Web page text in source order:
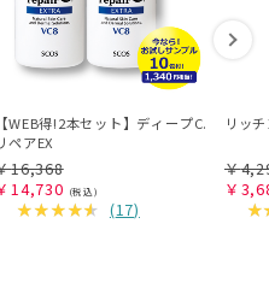
【WEB得!2本セット】ディープC.
ペアEX
16,368
14,730
(17)
リッ
￥
￥